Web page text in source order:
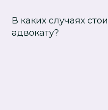
В каких случаях
адвокату?